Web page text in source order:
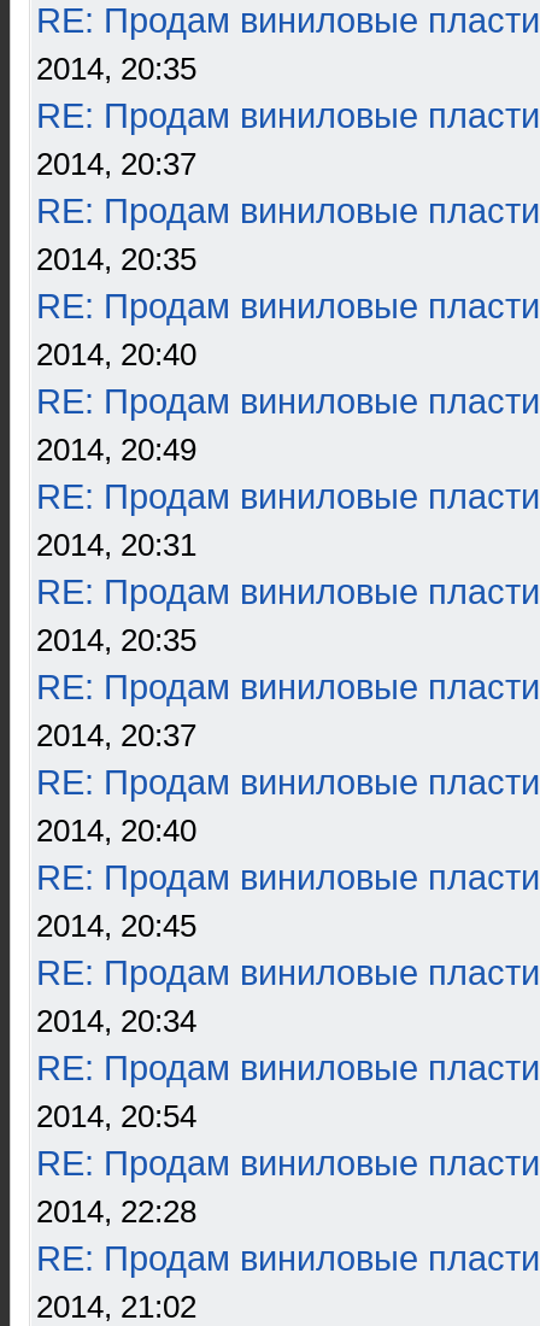
RE: Продам виниловые
2014, 20:35
RE: Продам виниловые
2014, 20:37
RE: Продам виниловые
2014, 20:35
RE: Продам виниловые
2014, 20:40
RE: Продам виниловые
2014, 20:49
RE: Продам виниловые
2014, 20:31
RE: Продам виниловые
2014, 20:35
RE: Продам виниловые
2014, 20:37
RE: Продам виниловые
2014, 20:40
RE: Продам виниловые
2014, 20:45
RE: Продам виниловые
2014, 20:34
RE: Продам виниловые
2014, 20:54
RE: Продам виниловые
2014, 22:28
RE: Продам виниловые
2014, 21:02